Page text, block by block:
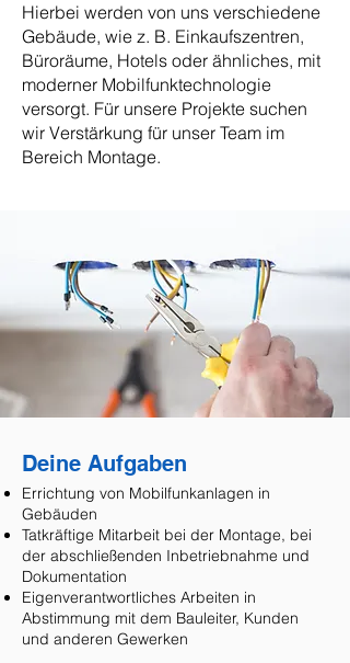
Hierbei werden von uns verschiedene
Gebäude, wie z. B. Einkaufszentren,
Büroräume, Hotels oder ähnliches, mit
moderner Mobilfunktechnologie
versorgt. Für unsere Projekte suchen
wir Verstärkung für unser Team im
Bereich Montage.
Deine Aufgaben
Errichtung von Mobilfunkanlagen in
Gebäuden
Tatkräftige Mitarbeit bei der Montage, bei
der abschließenden Inbetriebnahme und
Dokumentation
Eigenverantwortliches Arbeiten in
Abstimmung mit dem Bauleiter, Kunden
und anderen Gewerken